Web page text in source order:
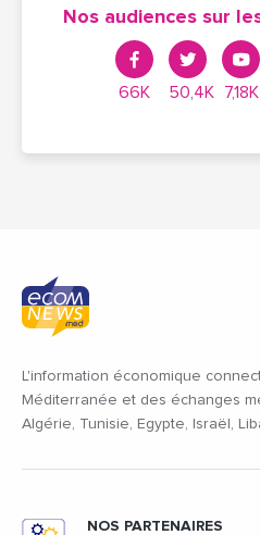
Nos audiences sur
66K 50,4K 7,18K
L'information économique
Méditerranée et des échanges
Algérie, Tunisie, Egypte, Israël,
NOS PARTENAIRES